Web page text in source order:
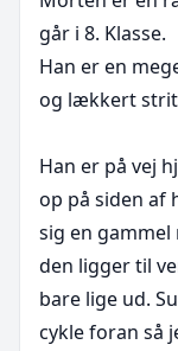
går i 8. Klasse.
Han er en
og lækkert
Han er på vej
op på siden af
sig en gammel
den ligger til
bare lige ud.
cykle foran så